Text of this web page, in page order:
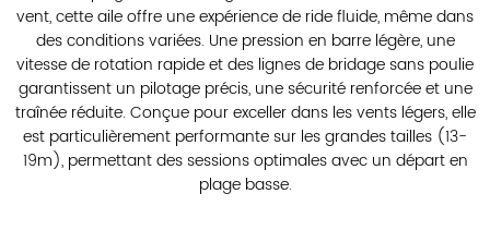
vent, cette aile offre une expérience de ride fluide, même dans
des conditions variées. Une pression en barre légère, une
vitesse de rotation rapide et des lignes de bridage sans poulie
garantissent un pilotage précis, une sécurité renforcée et une
traînée réduite. Conçue pour exceller dans les vents légers, elle
est particulièrement performante sur les grandes tailles (13-
19m), permettant des sessions optimales avec un départ en
plage basse.